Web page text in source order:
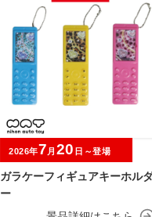
ガラケーフィギュアキーホル
ー
2026年7 月 20 日～登場